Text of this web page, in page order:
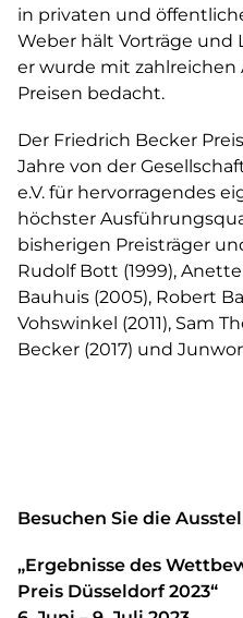
in privaten und
Weber hält Vorträge und
er wurde mit
Preisen bedacht.
Der Friedrich Becker
Jahre von der
e.V. für hervorragendes
höchster
bisherigen Preisträger
Rudolf Bott (1999),
Bauhuis (2005), Robert
Vohswinkel (2011), Sam
Becker (2017) und
Besuchen Sie die
„Ergebnisse des
Preis Düsseldorf 2023“